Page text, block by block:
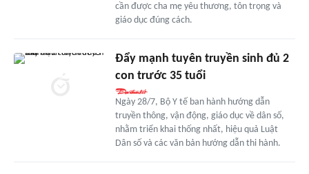
cần được cha mẹ yêu thương, tôn trọng và
giáo dục đúng cách.
Đẩy mạnh tuyên truyền sinh đủ 2
con trước 35 tuổi
Ngày 28/7, Bộ Y tế ban hành hướng dẫn
truyền thông, vận động, giáo dục về dân số,
nhằm triển khai thống nhất, hiệu quả Luật
Dân số và các văn bản hướng dẫn thi hành.